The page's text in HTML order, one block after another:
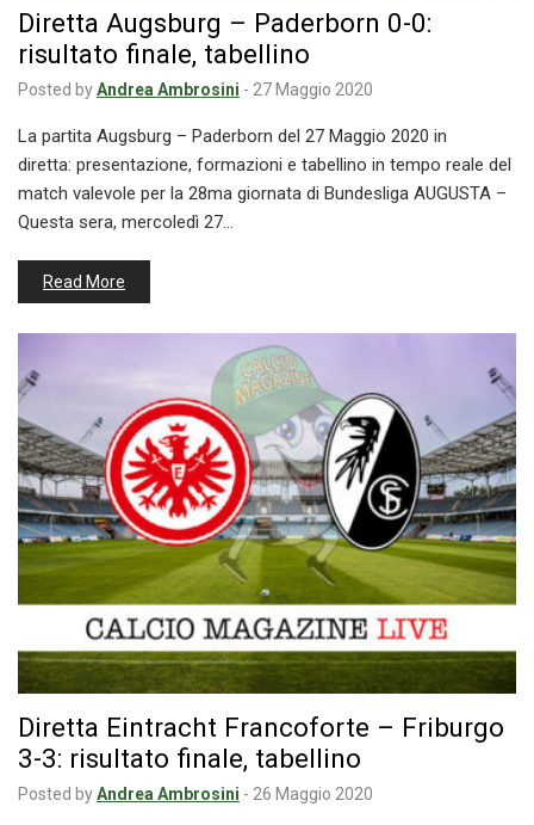
Diretta Augsburg – Paderborn 0-0:
risultato finale, tabellino
Posted byAndrea Ambrosini - 27 Maggio 2020
La partita Augsburg – Paderborn del 27 Maggio 2020 in
diretta: presentazione, formazioni e tabellino in tempo reale del
match valevole per la 28ma giornata di Bundesliga AUGUSTA –
Questa sera, mercoledì 27…
Read More
Diretta Eintracht Francoforte – Friburgo
3-3: risultato finale, tabellino
Posted byAndrea Ambrosini - 26 Maggio 2020